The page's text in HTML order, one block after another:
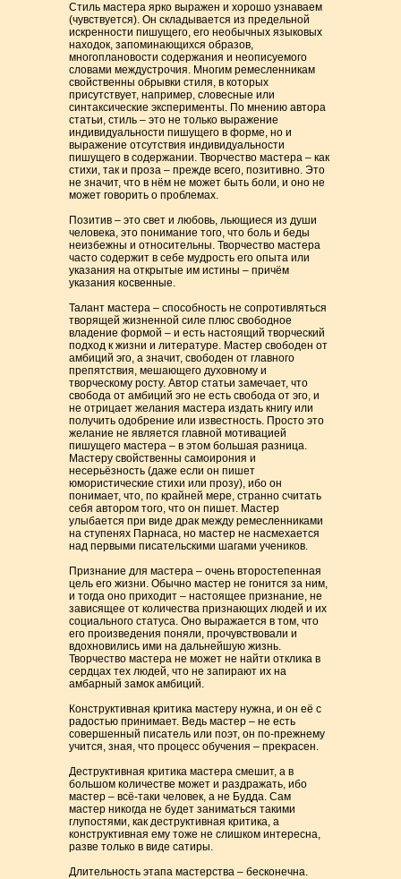
Стиль мастера ярко выражен и хорошо узнаваем
(чувствуется). Он складывается из предельной
искренности пишущего, его необычных языковых
находок, запоминающихся образов,
многоплановости содержания и неописуемого
словами междустрочия. Многим ремесленникам
свойственны обрывки стиля, в которых
присутствует, например, словесные или
синтаксические эксперименты. По мнению автора
статьи, стиль – это не только выражение
индивидуальности пишущего в форме, но и
выражение отсутствия индивидуальности
пишущего в содержании. Творчество мастера – как
стихи, так и проза – прежде всего, позитивно. Это
не значит, что в нём не может быть боли, и оно не
может говорить о проблемах.
Позитив – это свет и любовь, льющиеся из души
человека, это понимание того, что боль и беды
неизбежны и относительны. Творчество мастера
часто содержит в себе мудрость его опыта или
указания на открытые им истины – причём
указания косвенные.
Талант мастера – способность не сопротивляться
творящей жизненной силе плюс свободное
владение формой – и есть настоящий творческий
подход к жизни и литературе. Мастер свободен от
амбиций эго, а значит, свободен от главного
препятствия, мешающего духовному и
творческому росту. Автор статьи замечает, что
свобода от амбиций эго не есть свобода от эго, и
не отрицает желания мастера издать книгу или
получить одобрение или известность. Просто это
желание не является главной мотивацией
пишущего мастера – в этом большая разница.
Мастеру свойственны самоирония и
несерьёзность (даже если он пишет
юмористические стихи или прозу), ибо он
понимает, что, по крайней мере, странно считать
себя автором того, что он пишет. Мастер
улыбается при виде драк между ремесленниками
на ступенях Парнаса, но мастер не насмехается
над первыми писательскими шагами учеников.
Признание для мастера – очень второстепенная
цель его жизни. Обычно мастер не гонится за ним,
и тогда оно приходит – настоящее признание, не
зависящее от количества признающих людей и их
социального статуса. Оно выражается в том, что
его произведения поняли, прочувствовали и
вдохновились ими на дальнейшую жизнь.
Творчество мастера не может не найти отклика в
сердцах тех людей, что не запирают их на
амбарный замок амбиций.
Конструктивная критика мастеру нужна, и он её с
радостью принимает. Ведь мастер – не есть
совершенный писатель или поэт, он по-прежнему
учится, зная, что процесс обучения – прекрасен.
Деструктивная критика мастера смешит, а в
большом количестве может и раздражать, ибо
мастер – всё-таки человек, а не Будда. Сам
мастер никогда не будет заниматься такими
глупостями, как деструктивная критика, а
конструктивная ему тоже не слишком интересна,
разве только в виде сатиры.
Длительность этапа мастерства – бесконечна.